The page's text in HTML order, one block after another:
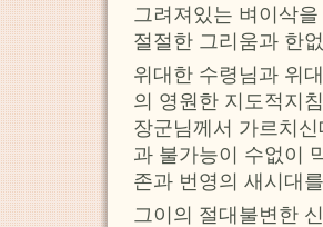
그려져있는 벼이삭
절절한 그리움과 한
위대한 수령님과 위
의 영원한 지도적지
장군님께서 가르치
과 불가능이 수없이
존과 번영의 새시대
그이의 절대불변한